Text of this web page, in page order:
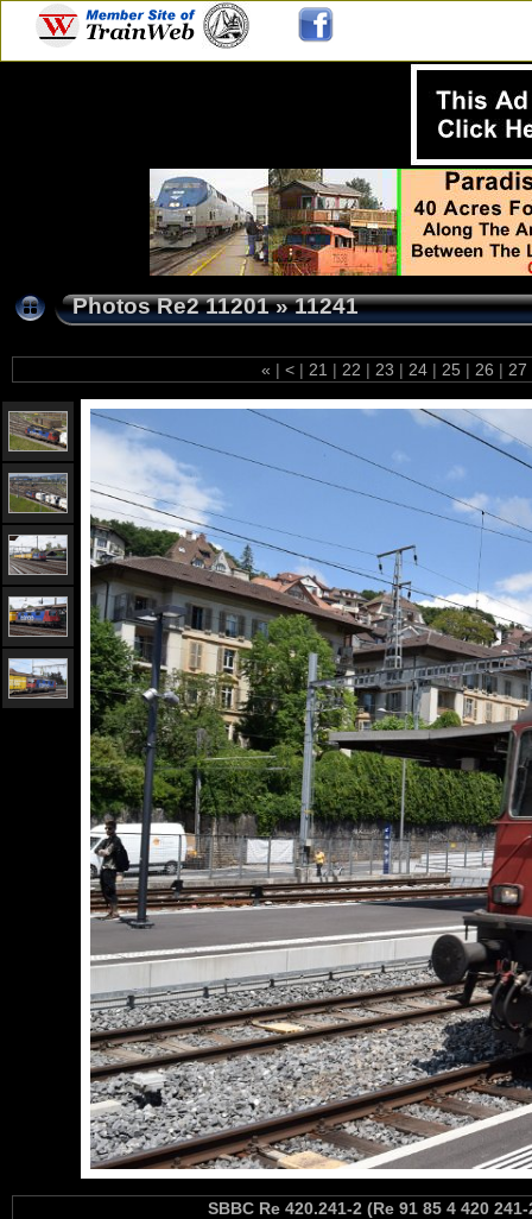
Photos Re2 11201»11241
« | < | 21 | 22 | 23 | 24 | 25 | 26 | 27
SBBC Re 420.241-2 (Re 91 85 4 420